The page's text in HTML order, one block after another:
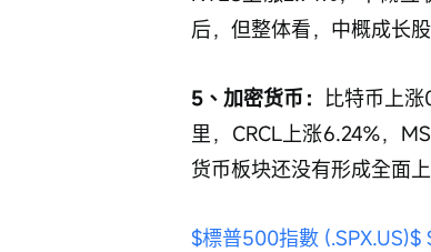
后，但整体看，中概成长
5、加密货币： 比特币上
里，CRCL上涨6.24%，
货币板块还没有形成全面上
$標普500指數 (.SPX.US)$